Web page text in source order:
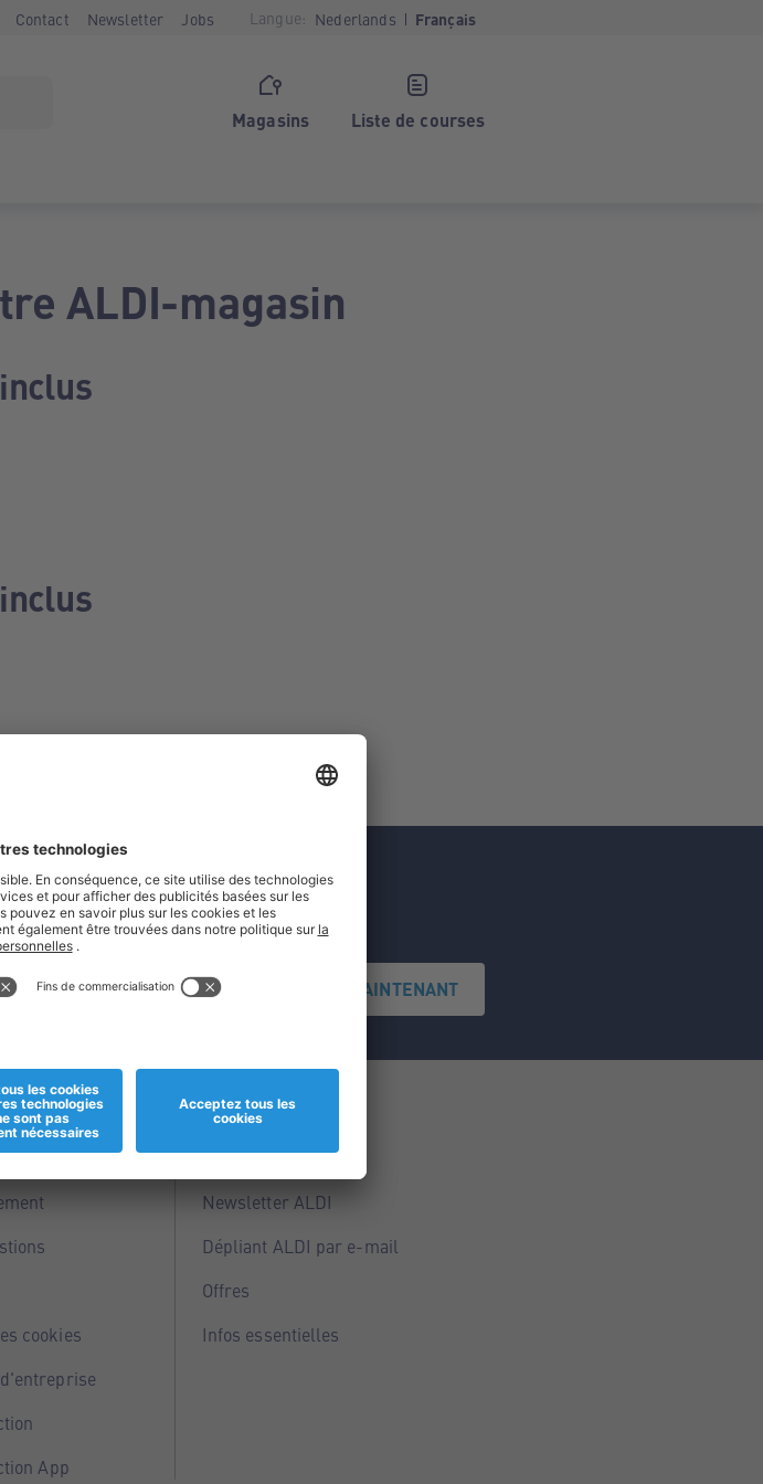
Contact Newsletter Jobs Langue: Nederlands Français
Magasins Liste de courses
ALDI-magasin
S'INSCRIRE MAINTENANT
cookies
App
Service
Points ALDI
Newsletter ALDI
Dépliant ALDI par e-mail
Offres
Infos essentielles